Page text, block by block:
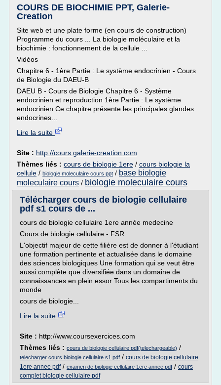
COURS DE BIOCHIMIE PPT, Galerie-
Creation
Site web et une plate forme (en cours de construction)
Programme du cours ... La biologie moléculaire et la
biochimie : fonctionnement de la cellule ...
Vidéos
Chapitre 6 - 1ère Partie : Le système endocrinien - Cours
de Biologie du DAEU-B
DAEU B - Cours de Biologie Chapitre 6 - Système
endocrinien et reproduction 1ère Partie : Le système
endocrinien Ce chapitre présente les principales glandes
endocrines...
Lire la suite
Site : http://cours.galerie-creation.com
Thèmes liés : cours de biologie 1ere / cours biologie la
cellule / biologie moleculaire cours ppt / base biologie
moleculaire cours / biologie moleculaire cours
Télécharger cours de biologie cellulaire
pdf s1 cours de ...
cours de biologie cellulaire 1ere année medecine
Cours de biologie cellulaire - FSR
L'objectif majeur de cette filière est de donner à l'étudiant
une formation pertinente et actualisée dans le domaine
des sciences biologiques Une formation qui se veut être
aussi complète que diversifiée dans un domaine de
connaissances en plein essor Tous les compartiments du
monde
cours de biologie...
Lire la suite
Site : http://www.coursexercices.com
Thèmes liés : cours de biologie cellulaire pdf(telechargeable) /
telecharger cours biologie cellulaire s1 pdf / cours de biologie cellulaire
1ere annee pdf/ examen de biologie cellulaire 1ere annee pdf / cours
complet biologie cellulaire pdf